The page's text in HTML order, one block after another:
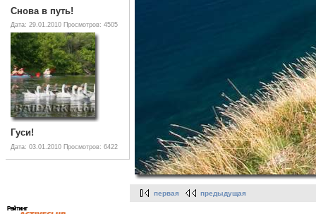
Снова в путь!
Дата: 29.01.2010 Просмотров: 4505
Гуси!
Дата: 03.01.2010 Просмотров: 6422
первая предыдущая